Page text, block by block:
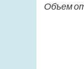
Объем